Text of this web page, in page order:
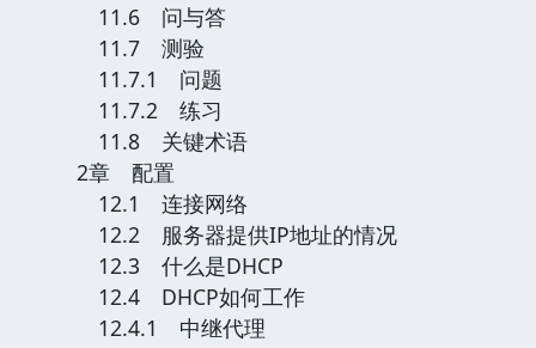
11.6 问与答
11.7 测验
11.7.1 问题
11.7.2 练习
11.8 关键术语
2章 配置
12.1 连接网络
12.2 服务器提供IP地址的情况
12.3 什么是DHCP
12.4 DHCP如何工作
12.4.1 中继代理